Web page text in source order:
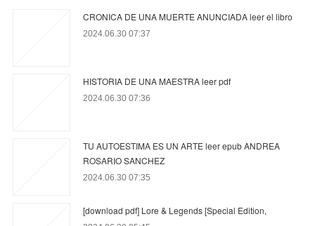
CRONICA DE UNA MUERTE ANUNCIADA leer el libro
2024.06.30 07:37
HISTORIA DE UNA MAESTRA leer pdf
2024.06.30 07:36
TU AUTOESTIMA ES UN ARTE leer epub ANDREA
ROSARIO SANCHEZ
2024.06.30 07:35
[download pdf] Lore & Legends [Special Edition,